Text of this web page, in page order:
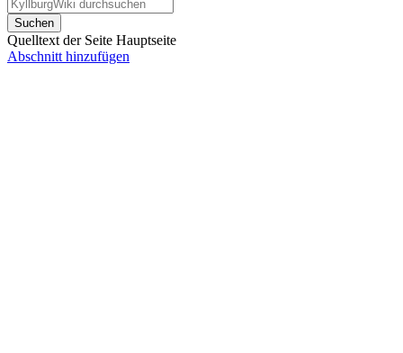
Suchen
Quelltext der Seite Hauptseite
Abschnitt hinzufügen